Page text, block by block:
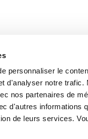
personnaliser le
d'analyser notre trafic.
nos partenaires de
d'autres informations
de leurs services.